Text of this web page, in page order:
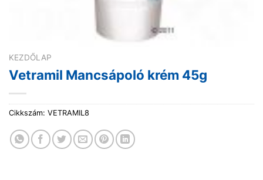
KEZDŐLAP
Vetramil Mancsápoló krém 45g
Cikkszám: VETRAMIL8